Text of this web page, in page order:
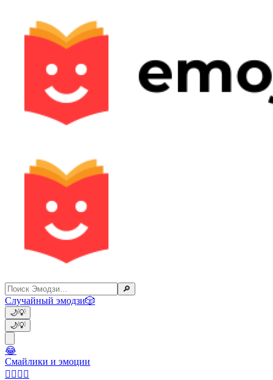
🔎
Случайный эмодзи🎲
🌙💡
🌙💡
😂
Смайлики и эмоции
👩‍❤️‍💋‍👨